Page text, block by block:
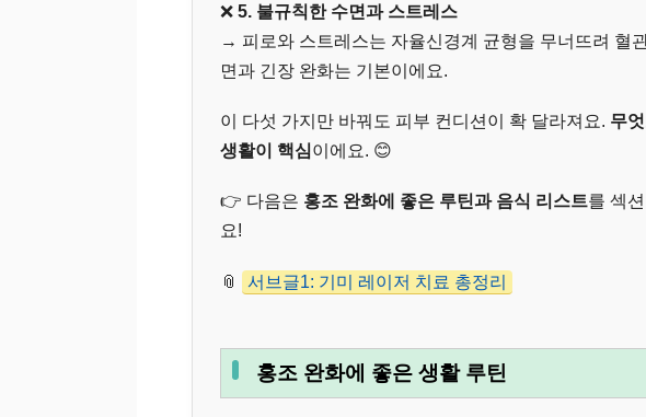
❌ 5. 불규칙한 수면과 스트레스
→ 피로와 스트레스는 자율신경계 균형을 무너뜨려 혈
면과 긴장 완화는 기본이에요.
이 다섯 가지만 바꿔도 피부 컨디션이 확 달라져요. 무
생활이 핵심이에요. 😊
👉 다음은 홍조 완화에 좋은 루틴과 음식 리스트를 섹
요!
📎 서브글1: 기미 레이저 치료 총정리
홍조 완화에 좋은 생활 루틴